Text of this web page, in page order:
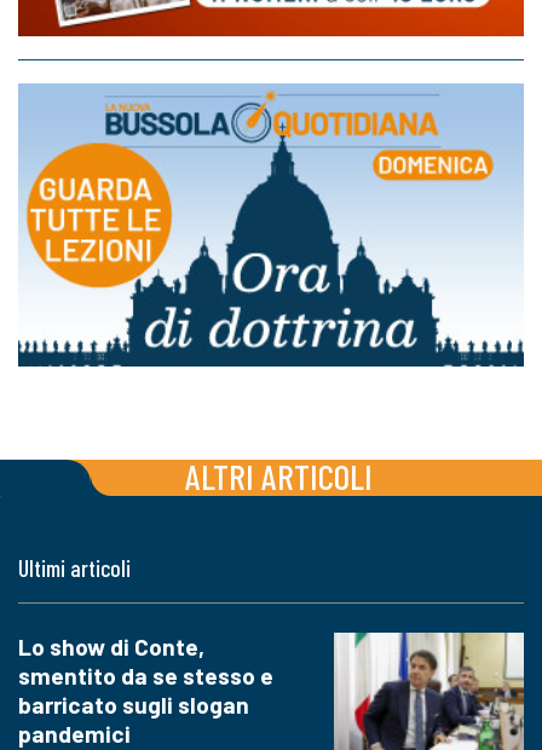
ALTRI ARTICOLI
Ultimi articoli
Lo show di Conte,
smentito da se stesso e
barricato sugli slogan
pandemici